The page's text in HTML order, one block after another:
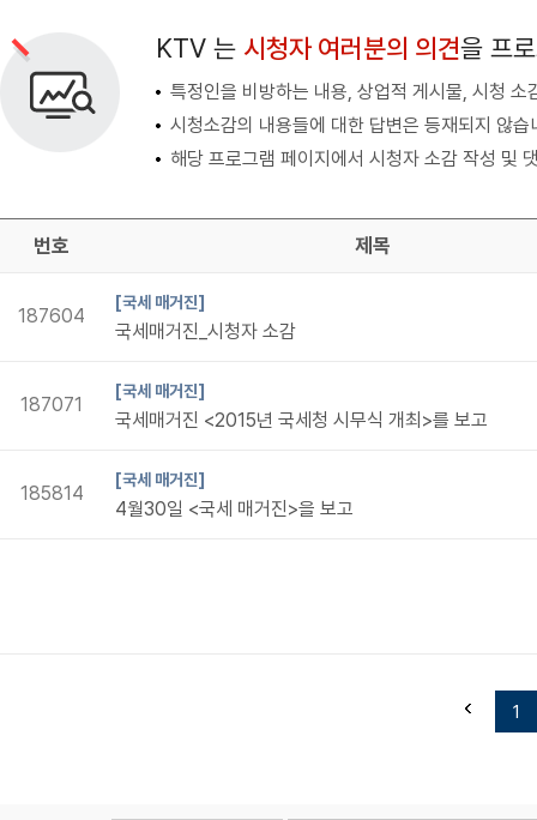
KTV 는 시청자 여러분의 의견을 프
특정인을 비방하는 내용, 상업적 게시물, 시청
시청소감의 내용들에 대한 답변은 등재되지 않습
해당 프로그램 페이지에서 시청자 소감 작성 및
번호 제목
187604
[국세 매거진]
국세매거진_시청자 소감
187071
[국세 매거진]
국세매거진 <2015년 국세청 시무식 개최>를 보고
185814
[국세 매거진]
4월30일 <국세 매거진>을 보고
1
검색 조건
검색어 입력
검색